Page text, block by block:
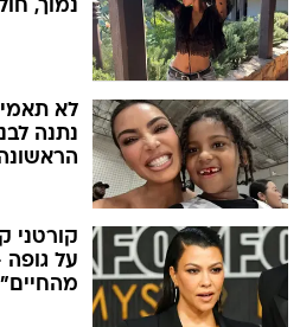
נמוך,
לא
נתנה
קורטני
על
מהחיים"